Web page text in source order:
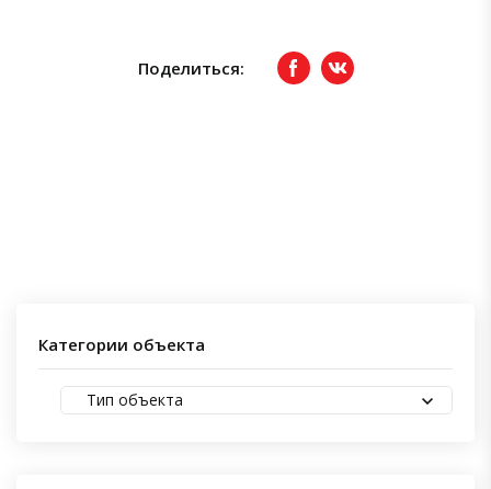
Поделиться: FacebookвКонтакте
Категории объекта
Тип объекта